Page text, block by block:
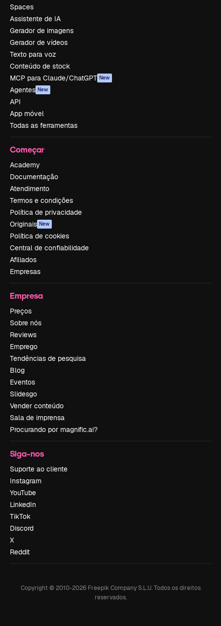
Spaces
Assistente de IA
Gerador de imagens
Gerador de vídeos
Texto para voz
Conteúdo de stock
MCP para Claude/ChatGPT New
Agentes New
API
App móvel
Todas as ferramentas
Começar
Academy
Documentação
Atendimento
Termos e condições
Política de privacidade
Originais New
Política de cookies
Central de confiabilidade
Afiliados
Empresas
Empresa
Preços
Sobre nós
Reviews
Emprego
Tendências de pesquisa
Blog
Eventos
Slidesgo
Vender conteúdo
Sala de imprensa
Procurando por magnific.ai?
Siga-nos
Suporte ao cliente
Instagram
YouTube
LinkedIn
TikTok
Discord
X
Reddit
Copyright © 2010-2026Freepik Company S.L.U. Todos os direitos
reservados.